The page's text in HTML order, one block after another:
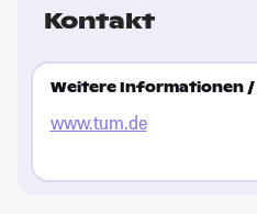
Kontakt
Weitere Informationen /
www.tum.de